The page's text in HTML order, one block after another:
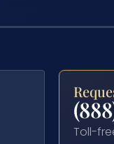
Toll-